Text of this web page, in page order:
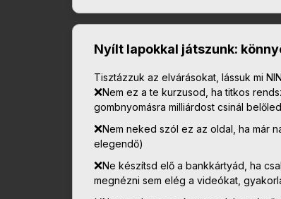
Nyílt lapokkal játszunk:
Tisztázzuk az elvárásokat, lássuk mi
❌Nem ez a te kurzusod, ha titkos
gombnyomásra milliárdost csinál belőled
❌Nem neked szól ez az oldal, ha már
elegendő)
❌Ne készítsd elő a bankkártyád, ha
megnézni sem elég a videókat,